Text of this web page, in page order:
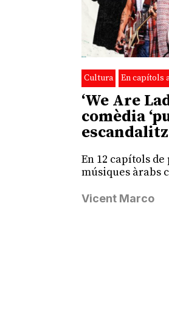
Cultura En capítols
‘We Are
comèdia
En 12 capítols
músiques àrabs
Vicent Marco